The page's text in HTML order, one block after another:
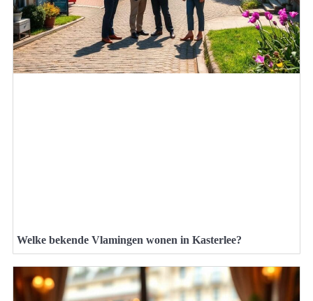
Welke bekende Vlamingen wonen in Kasterlee?